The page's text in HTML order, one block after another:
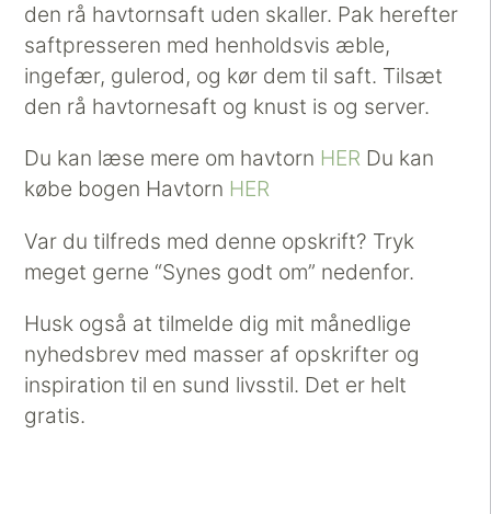
den rå havtornsaft uden skaller. Pak herefter
saftpresseren med henholdsvis æble,
ingefær, gulerod, og kør dem til saft. Tilsæt
den rå havtornesaft og knust is og server.
Du kan læse mere om havtorn HER Du kan
købe bogen Havtorn HER
Var du tilfreds med denne opskrift? Tryk
meget gerne “Synes godt om” nedenfor.
Husk også at tilmelde dig mit månedlige
nyhedsbrev med masser af opskrifter og
inspiration til en sund livsstil. Det er helt
gratis.